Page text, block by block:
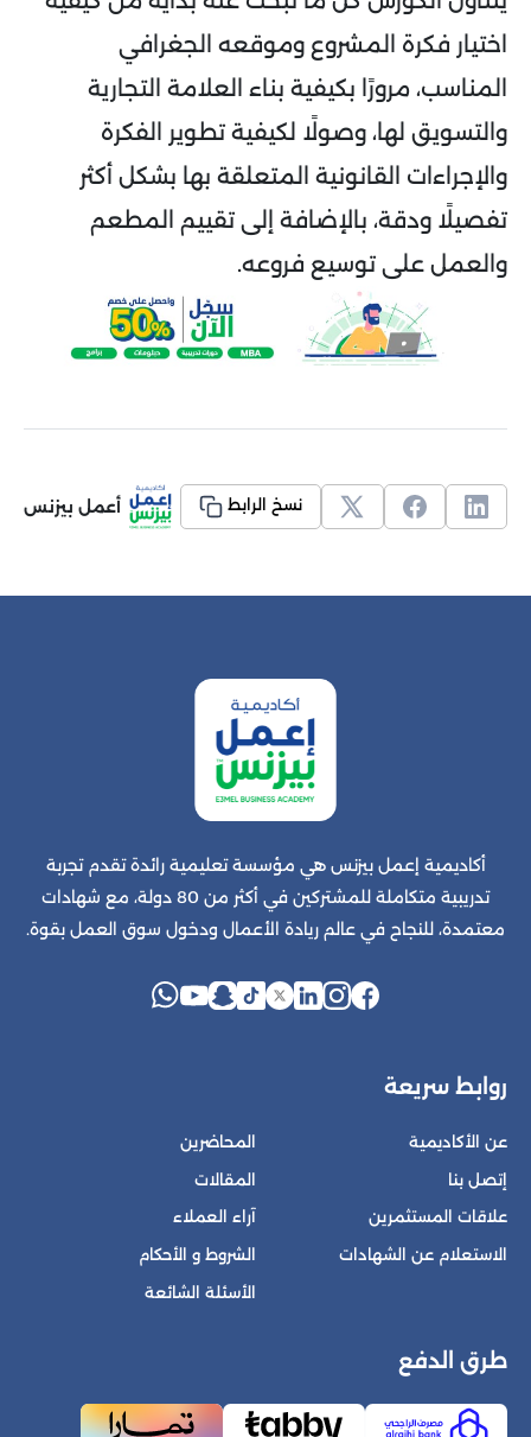
اختيار فكرة المشروع وموقعه الجغرافي
المناسب، مرورًا بكيفية بناء العلامة التجارية
والتسويق لها، وصولًا لكيفية تطوير الفكرة
والإجراءات القانونية المتعلقة بها بشكل أكثر
تفصيلًا ودقة، بالإضافة إلى تقييم المطعم
والعمل على توسيع فروعه.
نسخ الرابط أعمل بيزنس
أكاديمية إعمل بيزنس هي مؤسسة تعليمية رائدة تقدم تجربة
تدريبية متكاملة للمشتركين في أكثر من 80 دولة، مع شهادات
معتمدة، للنجاح في عالم ريادة الأعمال ودخول سوق العمل بقوة.
روابط سريعة
عن الأكاديمية
إتصل بنا
علاقات المستثمرين
الاستعلام عن الشهادات
المحاضرين
المقالات
آراء العملاء
الشروط و الأحكام
الأسئلة الشائعة
طرق الدفع